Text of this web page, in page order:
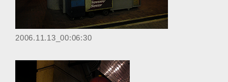
‎2006.11.13_00:06:30